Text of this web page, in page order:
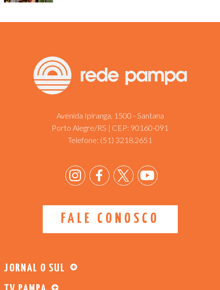
Avenida Ipiranga, 1500 - Santana
Porto Alegre/RS | CEP: 90160-091
Telefone: (51) 3218.2651
FALE CONOSCO
JORNAL O SUL